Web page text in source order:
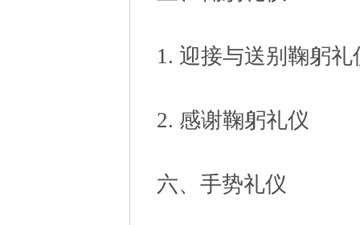
1. 迎接与送别鞠躬礼
2. 感谢鞠躬礼仪
六、手势礼仪